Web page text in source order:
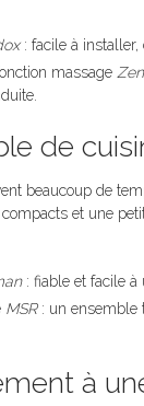
: facile à installer,
massage
de
beaucoup de
et une
: fiable et facile à
MSR: un ensemble
à